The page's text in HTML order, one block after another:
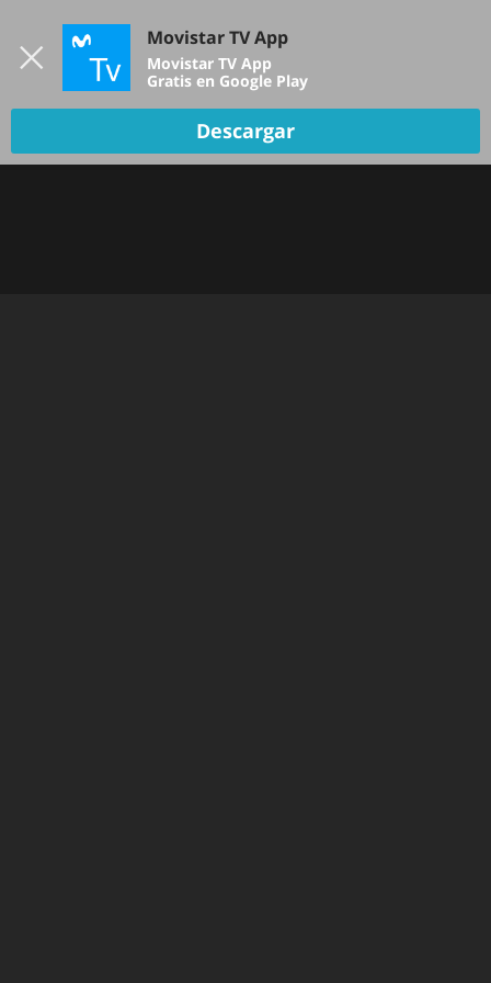
TV EN VIVO
Movistar TV App
Movistar TV App
Gratis en Google Play
Descargar